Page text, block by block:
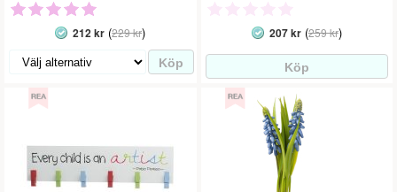
212 kr (229 kr) 207 kr(259 kr)